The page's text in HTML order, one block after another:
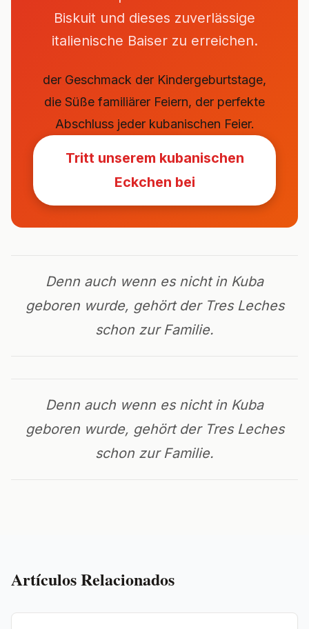
Biskuit und dieses zuverlässige
italienische Baiser zu erreichen.
der Geschmack der Kindergeburtstage,
die Süße familiärer Feiern, der perfekte
Abschluss jeder kubanischen Feier.
Tritt unserem kubanischen
Eckchen bei
Denn auch wenn es nicht in Kuba
geboren wurde, gehört der Tres Leches
schon zur Familie.
Denn auch wenn es nicht in Kuba
geboren wurde, gehört der Tres Leches
schon zur Familie.
Artículos Relacionados